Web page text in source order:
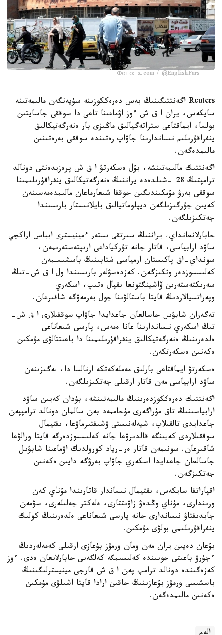
Фото: x.com / @EnglishFars
Reuters اگەنتتىگىنىڭ بەس دەرەككوزىنە سۇيەنگەن مالىمەتىنە
سايكەس، يران ا ق ش ءوز اۋماعىنا تاعى دا سوققى جاسايتىن
بولسا، ايماقتاعى ستراتەگيالىق ماڭىزى بار ەنەرگەتيكالىق
ينفراقۇرىلىم نىساندارىنا جاۋاپ رەتىندە سوققى بەرەتىنىن
مالىمدەگەن.
اگەنتتىك مالىمەتىنشە، بۇل ەسكەرتۋ ا ق ش پرەزيدەنتى دونالد
ترامپتىڭ 28 -شىلدەدە يراننىڭ ەنەرگەتيكالىق ينفراقۇرىلىمىنا
سوققى بەرۋ مۇمكىندىگىن جوققا شىعارماعان مالىمدەمەسىنەن
كەيىن جۇرگىزىلگەن ديپلوماتيالىق بايلانىستار بارىسىندا
جەتكىزىلگەن.
حابارلانعانداي، يراننىڭ سىرتقى ىستەر ءمينيسترى ابباس اراكچي
ساۋد ارابياسى، قاتار جانە تۇركياداعى ارىپتەستەرىمەن،
سونداي-اق پاكىستان ارمياسى شتابىنىڭ باسشىسىمەن
كەلىسسوزدەر وتكىزگەن. كەزدەسۋلەر بارىسىندا ول ا ق ش-تىڭ
سەرىكتەستەرىن ۆاشينگتونعا ىقپال ەتىپ، اسكەري
وپەراتسيالاردىڭ قايتا باستالۋىنا جول بەرمەۋگە شاقىرعان.
تەگەران شابۋىل جاسالعان جاعدايدا جاۋاپ سوققىلارى ا ق ش-
تىڭ اسكەري نىساندارىنا عانا ەمەس، پارسى شىعاناعى
ەلدەرىنىڭ ەنەرگەتيكالىق ينفراقۇرىلىمىنا دا باعىتتالۋى مۇمكىن
ەكەنىن ەسكەرتكەن.
ەسكەرتۋ ايماقتاعى بارلىق مەملەكەتكە ارنالسا دا، نەگىزىنەن
ساۋد ارابياسى مەن قاتار ارقىلى جەتكىزىلگەن.
اگەنتتىك دەرەككوزدەرىنىڭ مالىمەتىنشە، بۇدان كەيىن ساۋد
ارابياسىنىڭ تاق مۇراگەرى مۇحاممەد بەن سالمان دونالد ترامپپەن
جاعدايدى تالقىلاپ، شيەلەنىستى ۋشىقتىرماۋعا، ىقتيمال
سوققىلاردى كەيىنگە قالدىرۋعا جانە كەلىسسوزدەرگە قايتا ورالۋعا
شاقىرعان. سونىمەن قاتار ەر-رياد كورولدىك اۋماعىنا شابۋىل
جاسالعان جاعدايدا اسكەري جاۋاپ بەرۋگە دايىن ەكەنىن
جەتكىزگەن.
اقپاراتقا سايكەس، ىقتيمال نىساندار قاتارىندا مۇناي كەن
ورىندارى، مۇناي وڭدەۋ زاۋىتتارى، ەلەكتر جەلىلەرى، سۋمەن
جابدىقتاۋ نىساندارى جانە پارسى شىعاناعى ەلدەرىنىڭ كولىك
ينفراقۇرىلىمى بولۋى مۇمكىن.
بۇعان دەيىن يران مەن ومان ورمۋز بۇعازى ارقىلى كەمەلەردىڭ
ءجۇرۋ باعىتى جونىندە كەلىسىمگە كەلگەنى حابارلانعان ەدى. ءوز
كەزەگىندە دونالد ترامپ پەن ا ق ش قارجى مينيسترلىگىنىڭ
باسشىسى ورمۋز بۇعازىنىڭ جاقىن ارادا قايتا اشىلۋى مۇمكىن
ەكەنىن مالىمدەگەن.